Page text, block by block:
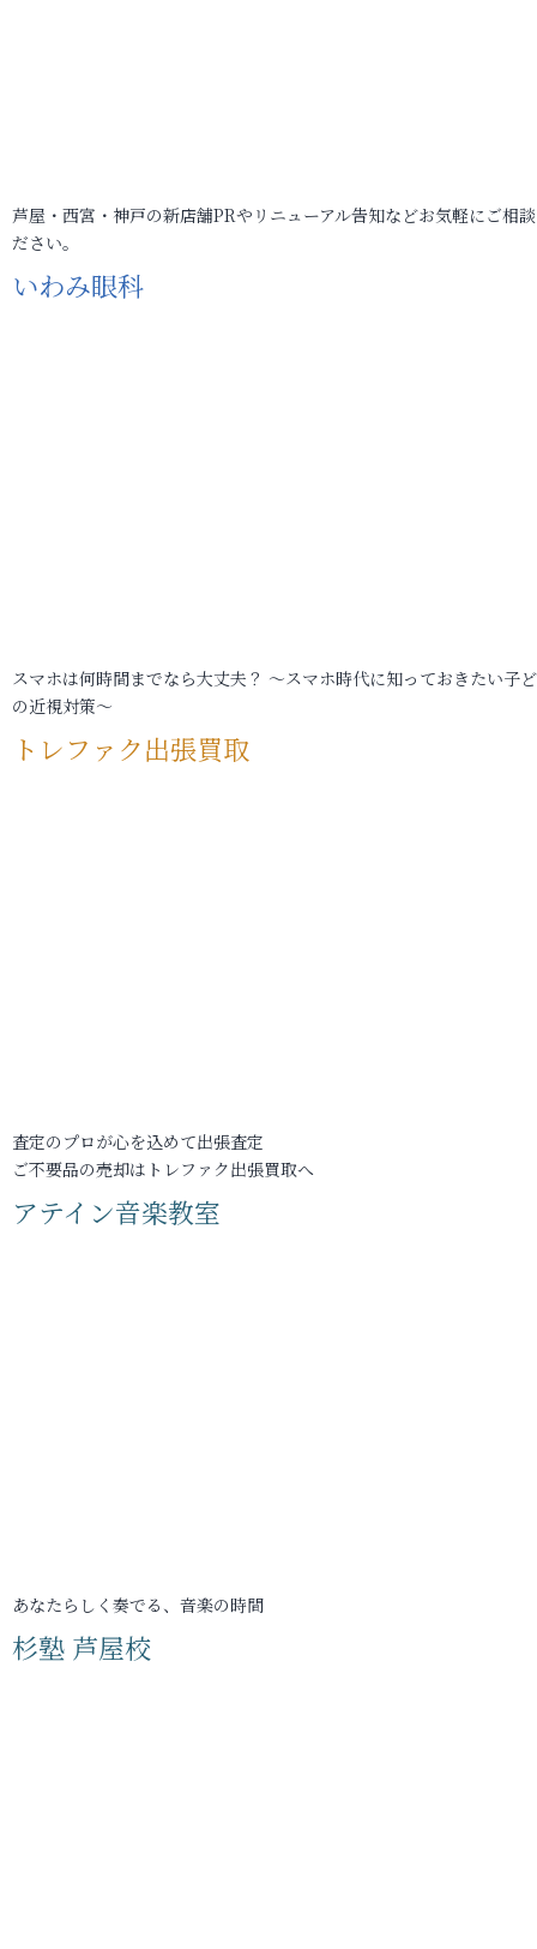
芦屋・西宮・神戸の新店舗PRやリニューアル告知などお気軽にご相
ださい。
いわみ眼科
スマホは何時間までなら大丈夫？ ～スマホ時代に知っておきたい子
の近視対策～
トレファク出張買取
査定のプロが心を込めて出張査定
ご不要品の売却はトレファク出張買取へ
アテイン音楽教室
あなたらしく奏でる、音楽の時間
杉塾 芦屋校